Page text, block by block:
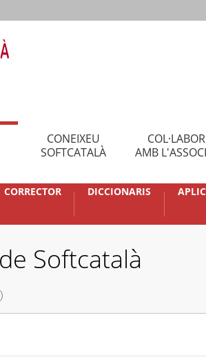
CONEIXEU
SOFTCATALÀ
AMB
CORRECTOR DICCIONARIS
Softcatalà